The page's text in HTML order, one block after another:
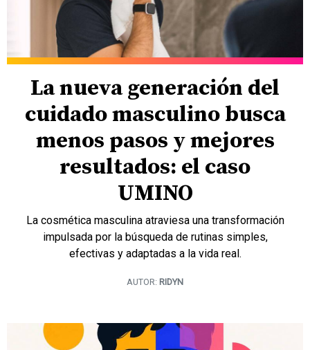
La nueva generación del
cuidado masculino busca
menos pasos y mejores
resultados: el caso
UMINO
La cosmética masculina atraviesa una transformación
impulsada por la búsqueda de rutinas simples,
efectivas y adaptadas a la vida real.
AUTOR: RIDYN